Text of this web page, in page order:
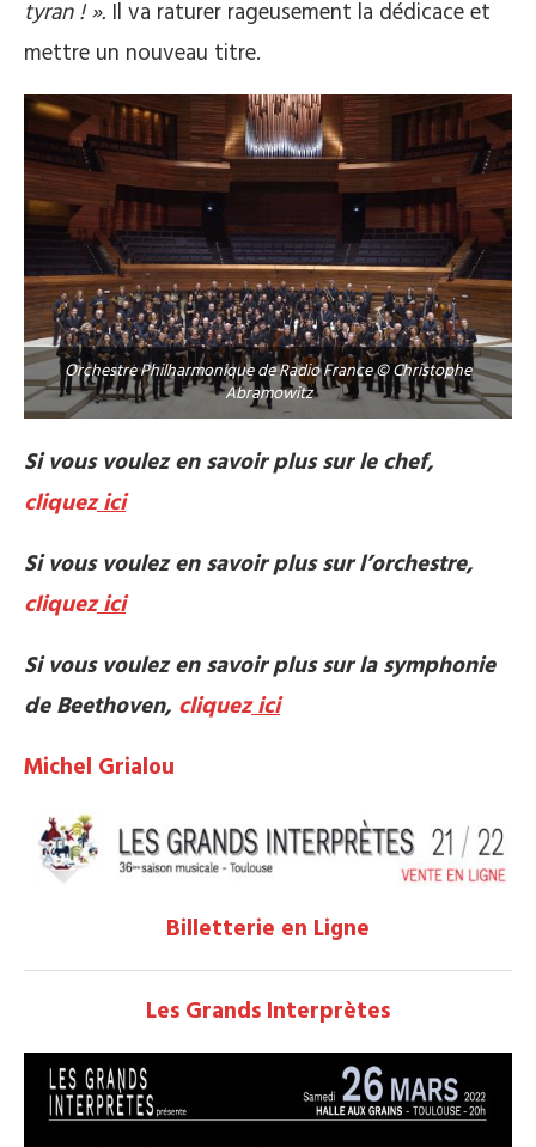
tyran ! ». Il va raturer rageusement la dédicace et
mettre un nouveau titre.
Orchestre Philharmonique de Radio France © Christophe
Abramowitz
Si vous voulez en savoir plus sur le chef,
cliquezici
Si vous voulez en savoir plus sur l’orchestre,
cliquezici
Si vous voulez en savoir plus sur la symphonie
de Beethoven, cliquezici
Michel Grialou
Billetterie en Ligne
Les Grands Interprètes